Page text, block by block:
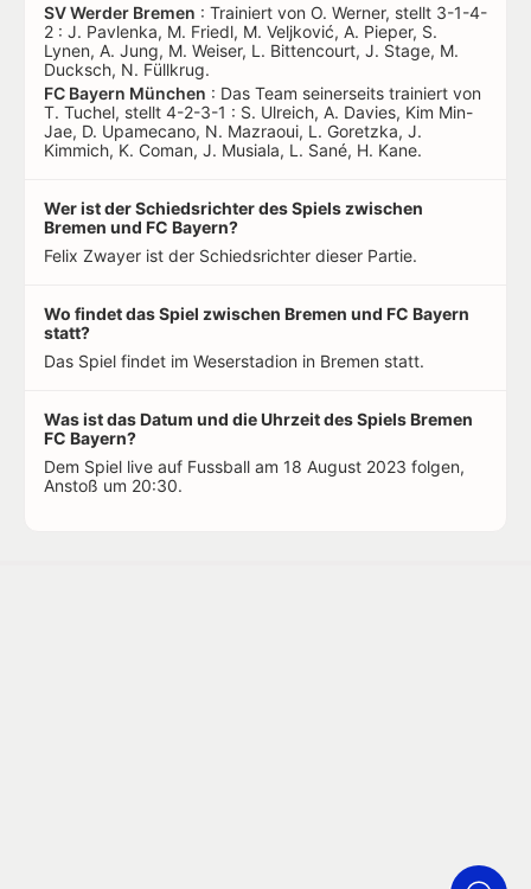
SV Werder Bremen : Trainiert von O. Werner, stellt 3-1-4-
2 : J. Pavlenka, M. Friedl, M. Veljković, A. Pieper, S.
Lynen, A. Jung, M. Weiser, L. Bittencourt, J. Stage, M.
Ducksch, N. Füllkrug.
FC Bayern München : Das Team seinerseits trainiert von
T. Tuchel, stellt 4-2-3-1 : S. Ulreich, A. Davies, Kim Min-
Jae, D. Upamecano, N. Mazraoui, L. Goretzka, J.
Kimmich, K. Coman, J. Musiala, L. Sané, H. Kane.
Wer ist der Schiedsrichter des Spiels zwischen
Bremen und FC Bayern?
Felix Zwayer ist der Schiedsrichter dieser Partie.
Wo findet das Spiel zwischen Bremen und FC Bayern
statt?
Das Spiel findet im Weserstadion in Bremen statt.
Was ist das Datum und die Uhrzeit des Spiels Bremen
FC Bayern?
Dem Spiel live auf Fussball am 18 August 2023 folgen,
Anstoß um 20:30.